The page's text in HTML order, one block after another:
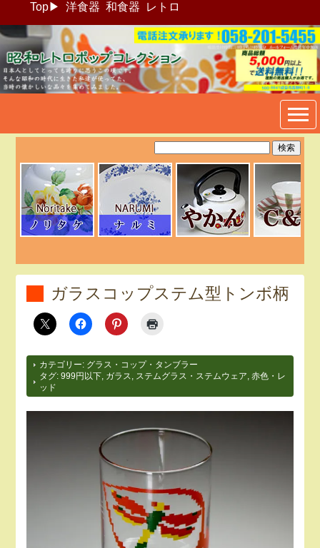
Top▶ 洋食器 和食器 レトロ
昭和レトロポップ食器生活雑
貨通販＠フリマート
ガラスコップステム型トンボ柄
カテゴリー: グラス・コップ・タンブラー
タグ:999円以下 ガラス ステムグラス・ステムウェア ,赤色・レ
ッド